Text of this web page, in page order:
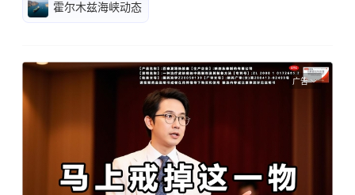
霍尔木兹海峡动态
广告